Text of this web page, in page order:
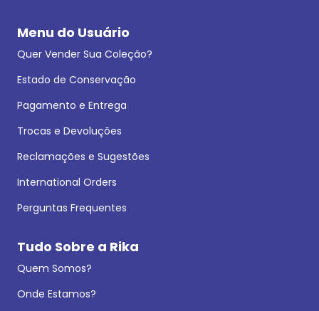
Menu do Usuário
Quer Vender Sua Coleção?
Estado de Conservação
Pagamento e Entrega
Trocas e Devoluções
Reclamações e Sugestões
International Orders
Perguntas Frequentes
Tudo Sobre a Rika
Quem Somos?
Onde Estamos?